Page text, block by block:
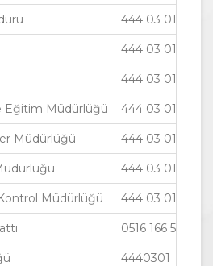
444 03 01
444 03 01
444 03 01
Eğitim Müdürlüğü 444 03 01
Müdürlüğü 444 03 01
444 03 01
Müdürlüğü 444 03 01
0516 166 50 00
4440301